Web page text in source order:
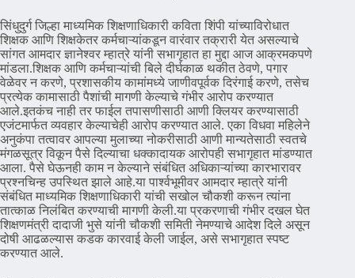
सिंधुदुर्ग जिल्हा माध्यमिक शिक्षणाधिकारी कविता शिंपी यांच्याविरोधात
शिक्षक आणि शिक्षकेतर कर्मचाऱ्यांकडून वारंवार तक्रारी येत असल्याचे
सांगत आमदार ज्ञानेश्वर म्हात्रे यांनी सभागृहात हा मुद्दा आज आक्रमकपणे
मांडला.शिक्षक आणि कर्मचाऱ्यांची बिले दीर्घकाळ थकीत ठेवणे, पगार
वेळेवर न करणे, प्रशासकीय कामांमध्ये जाणीवपूर्वक दिरंगाई करणे, तसेच
प्रत्येक कामासाठी पैशांची मागणी केल्याचे गंभीर आरोप करण्यात
आले.इतकंच नाही तर फाईल तपासणीसाठी आणी क्लियर करण्यासाठी
एजंटमार्फत व्यवहार केल्याचेही आरोप करण्यात आले. एका विधवा महिलेने
अनुकंपा तत्वावर आपल्या मुलाच्या नोकरीसाठी आणी मान्यतेसाठी स्वतचे
मंगळसूत्र विकून पैसे दिल्याचा धक्कादायक आरोपही सभागृहात मांडण्यात
आला. पैसे घेऊनही काम न केल्याने संबंधित अधिकाऱ्यांच्या कारभारावर
प्रश्नचिन्ह उपस्थित झाले आहे.या पार्श्वभूमीवर आमदार म्हात्रे यांनी
संबंधित माध्यमिक शिक्षणाधिकारी यांची सखोल चौकशी करून त्यांना
तात्काळ निलंबित करण्याची मागणी केली.या प्रकरणाची गंभीर दखल घेत
शिक्षणमंत्री दादाजी भुसे यांनी चौकशी समिती नेमण्याचे आदेश दिले असून
दोषी आढळल्यास कडक कारवाई केली जाईल, असे सभागृहात स्पष्ट
करण्यात आले.